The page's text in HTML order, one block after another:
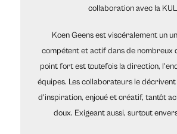
collaboration avec la
Koen Geens est viscéralement un
compétent et actif dans de nombreux
point fort est toutefois la direction,
équipes. Les collaborateurs le
d'inspiration, enjoué et créatif, tantôt
doux. Exigeant aussi, surtout